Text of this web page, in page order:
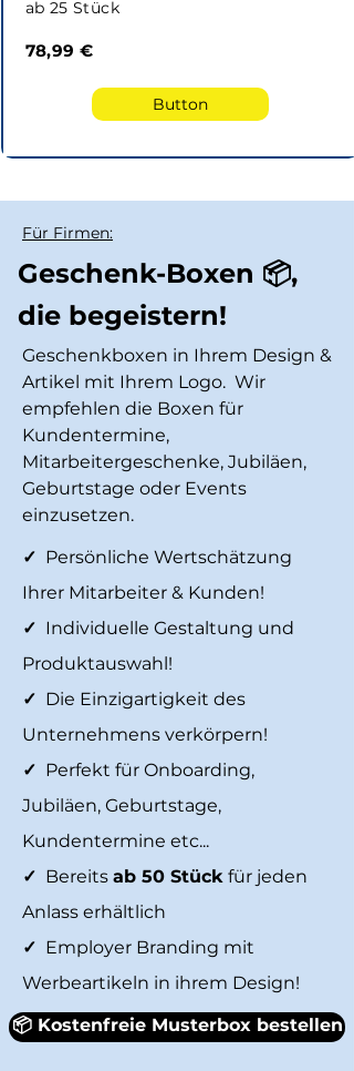
ab 25 Stück
78,99 €
Button
Für Firmen:
Geschenk-Boxen 📦,
die begeistern!
Geschenkboxen in Ihrem Design &
Artikel mit Ihrem Logo. Wir
empfehlen die Boxen für
Kundentermine,
Mitarbeitergeschenke, Jubiläen,
Geburtstage oder Events
einzusetzen.
✓ Persönliche Wertschätzung
Ihrer Mitarbeiter & Kunden!
✓ Individuelle Gestaltung und
Produktauswahl!
✓ Die Einzigartigkeit des
Unternehmens verkörpern!
✓ Perfekt für Onboarding,
Jubiläen, Geburtstage,
Kundentermine etc...
✓ Bereits ab 50 Stück für jeden
Anlass erhältlich
✓ Employer Branding mit
Werbeartikeln in ihrem Design!
📦 Kostenfreie Musterbox bestellen